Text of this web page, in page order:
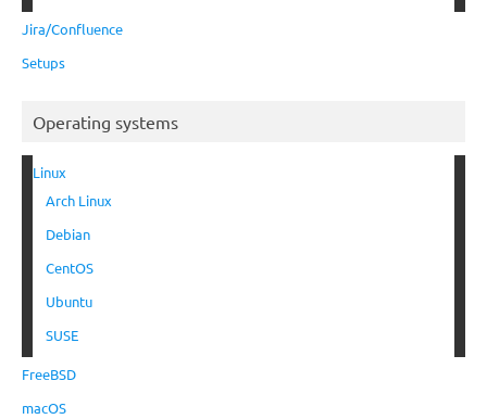
Jira/Confluence
Setups
Operating systems
Linux
Arch Linux
Debian
CentOS
Ubuntu
SUSE
FreeBSD
macOS